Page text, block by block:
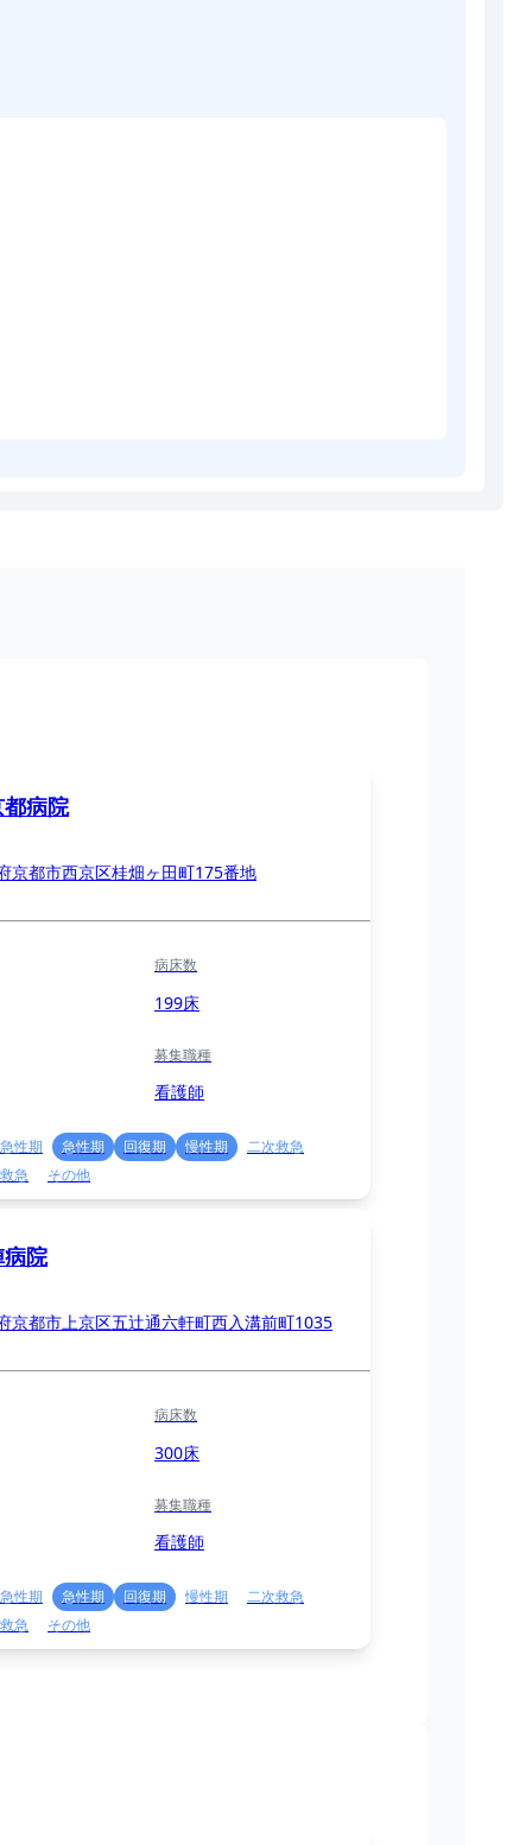
病院
京都市西京区桂畑ヶ田町175番地
病床数
199床
募集職種
看護師
性期 急性期 回復期 慢性期
二次救急
急
その他
院
京都市上京区五辻通六軒町西入溝前町1035
病床数
300床
募集職種
看護師
性期 急性期 回復期 慢性期
二次救急
急
その他